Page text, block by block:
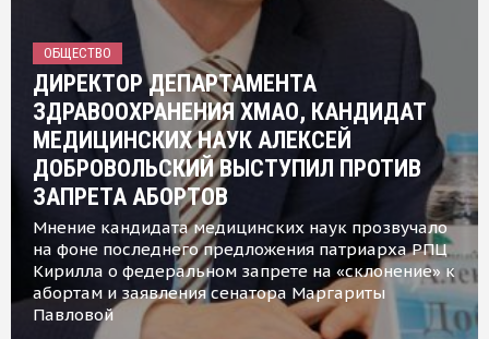
ОБЩЕСТВО
ДИРЕКТОР ДЕПАРТАМЕНТА
ЗДРАВООХРАНЕНИЯ ХМАО, КАНДИДАТ
МЕДИЦИНСКИХ НАУК АЛЕКСЕЙ
ДОБРОВОЛЬСКИЙ ВЫСТУПИЛ ПРОТИВ
ЗАПРЕТА АБОРТОВ
Мнение кандидата медицинских наук прозвучало
на фоне последнего предложения патриарха РПЦ
Кирилла о федеральном запрете на «склонение» к
абортам и заявления сенатора Маргариты
Павловой